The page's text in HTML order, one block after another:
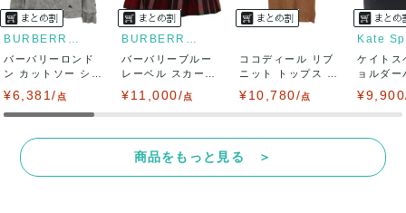
出荷目安：5営業日以内
出荷予定日：なるべく最短で発送致します。
兵庫県から出荷
BURBERRY LONDON
バーバリーロンド
ン カットソー シャ
ツ トップス ...
¥6,381/ 点
BURBERRY BLUE LABEL
バーバリーブルー
レーベル スカート
ボトムス フレ...
¥11,000/点
ココディール リブ
ニット トップス ノ
ースリーブ ...
¥10,780/点
Kate
ケイトス
ョルダ
イロン
商品をもっと見る ＞